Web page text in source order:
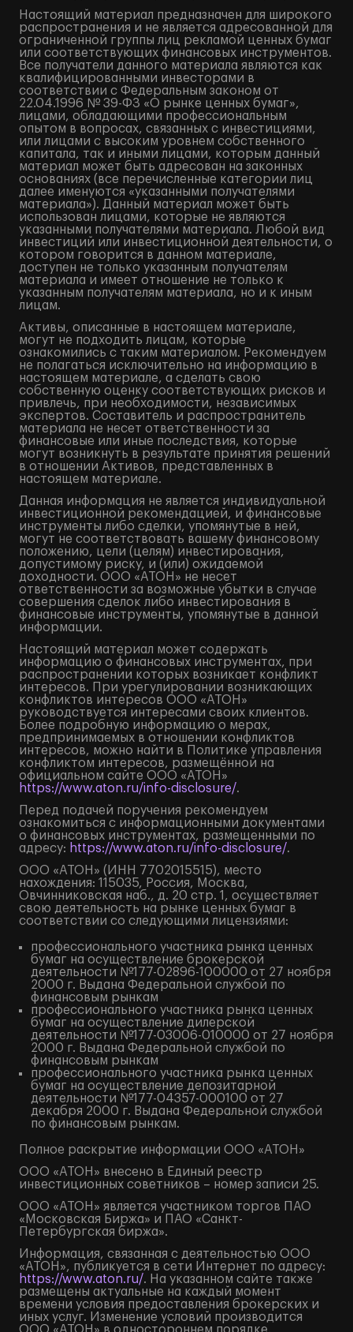
Настоящий материал предназначен для широкого
распространения и не является адресованной для
ограниченной группы лиц рекламой ценных бумаг
или соответствующих финансовых инструментов.
Все получатели данного материала являются как
квалифицированными инвесторами в
соответствии с Федеральным законом от
22.04.1996 № 39-ФЗ «О рынке ценных бумаг»,
лицами, обладающими профессиональным
опытом в вопросах, связанных с инвестициями,
или лицами с высоким уровнем собственного
капитала, так и иными лицами, которым данный
материал может быть адресован на законных
основаниях (все перечисленные категории лиц
далее именуются «указанными получателями
материала»). Данный материал может быть
использован лицами, которые не являются
указанными получателями материала. Любой вид
инвестиций или инвестиционной деятельности, о
котором говорится в данном материале,
доступен не только указанным получателям
материала и имеет отношение не только к
указанным получателям материала, но и к иным
лицам.
Активы, описанные в настоящем материале,
могут не подходить лицам, которые
ознакомились с таким материалом. Рекомендуем
не полагаться исключительно на информацию в
настоящем материале, а сделать свою
собственную оценку соответствующих рисков и
привлечь, при необходимости, независимых
экспертов. Составитель и распространитель
материала не несет ответственности за
финансовые или иные последствия, которые
могут возникнуть в результате принятия решений
в отношении Активов, представленных в
настоящем материале.
Данная информация не является индивидуальной
инвестиционной рекомендацией, и финансовые
инструменты либо сделки, упомянутые в ней,
могут не соответствовать вашему финансовому
положению, цели (целям) инвестирования,
допустимому риску, и (или) ожидаемой
доходности. ООО «АТОН» не несет
ответственности за возможные убытки в случае
совершения сделок либо инвестирования в
финансовые инструменты, упомянутые в данной
информации.
Настоящий материал может содержать
информацию о финансовых инструментах, при
распространении которых возникает конфликт
интересов. При урегулировании возникающих
конфликтов интересов ООО «АТОН»
руководствуется интересами своих клиентов.
Более подробную информацию о мерах,
предпринимаемых в отношении конфликтов
интересов, можно найти в Политике управления
конфликтом интересов, размещённой на
официальном сайте ООО «АТОН»
https://www.aton.ru/info-disclosure/.
Перед подачей поручения рекомендуем
ознакомиться с информационными документами
о финансовых инструментах, размещенными по
адресу: https://www.aton.ru/info-disclosure/.
ООО «АТОН» (ИНН 7702015515), место
нахождения: 115035, Россия, Москва,
Овчинниковская наб., д. 20 стр. 1, осуществляет
свою деятельность на рынке ценных бумаг в
соответствии со следующими лицензиями:
профессионального участника рынка ценных
бумаг на осуществление брокерской
деятельности №177-02896-100000 от 27 ноября
2000 г. Выдана Федеральной службой по
финансовым рынкам
профессионального участника рынка ценных
бумаг на осуществление дилерской
деятельности №177-03006-010000 от 27 ноября
2000 г. Выдана Федеральной службой по
финансовым рынкам
профессионального участника рынка ценных
бумаг на осуществление депозитарной
деятельности №177-04357-000100 от 27
декабря 2000 г. Выдана Федеральной службой
по финансовым рынкам.
Полное раскрытие информации ООО «АТОН»
ООО «АТОН» внесено в Единый реестр
инвестиционных советников – номер записи 25.
ООО «АТОН» является участником торгов ПАО
«Московская Биржа» и ПАО «Санкт-
Петербургская биржа».
Информация, связанная с деятельностью ООО
«АТОН», публикуется в сети Интернет по адресу:
https://www.aton.ru/. На указанном сайте также
размещены актуальные на каждый момент
времени условия предоставления брокерских и
иных услуг. Изменение условий производится